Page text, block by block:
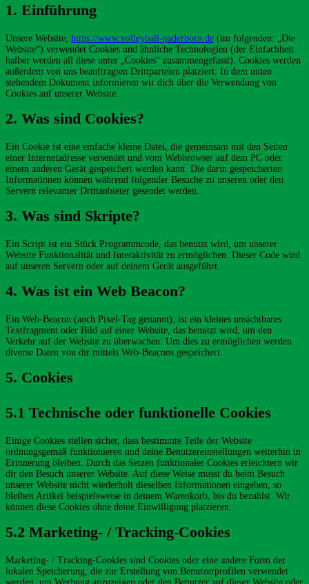
1. Einführung
Unsere Website, https://www.volleyball-paderborn.de (im folgenden: „Die
Website“) verwendet Cookies und ähnliche Technologien (der Einfachheit
halber werden all diese unter „Cookies“ zusammengefasst). Cookies werden
außerdem von uns beauftragten Drittparteien platziert. In dem unten
stehendem Dokument informieren wir dich über die Verwendung von
Cookies auf unserer Website.
2. Was sind Cookies?
Ein Cookie ist eine einfache kleine Datei, die gemeinsam mit den Seiten
einer Internetadresse versendet und vom Webbrowser auf dem PC oder
einem anderen Gerät gespeichert werden kann. Die darin gespeicherten
Informationen können während folgender Besuche zu unseren oder den
Servern relevanter Drittanbieter gesendet werden.
3. Was sind Skripte?
Ein Script ist ein Stück Programmcode, das benutzt wird, um unserer
Website Funktionalität und Interaktivität zu ermöglichen. Dieser Code wird
auf unseren Servern oder auf deinem Gerät ausgeführt.
4. Was ist ein Web Beacon?
Ein Web-Beacon (auch Pixel-Tag genannt), ist ein kleines unsichtbares
Textfragment oder Bild auf einer Website, das benutzt wird, um den
Verkehr auf der Website zu überwachen. Um dies zu ermöglichen werden
diverse Daten von dir mittels Web-Beacons gespeichert.
5. Cookies
5.1 Technische oder funktionelle Cookies
Einige Cookies stellen sicher, dass bestimmte Teile der Website
ordnungsgemäß funktionieren und deine Benutzereinstellungen weiterhin in
Erinnerung bleiben. Durch das Setzen funktionaler Cookies erleichtern wir
dir den Besuch unserer Website. Auf diese Weise musst du beim Besuch
unserer Website nicht wiederholt dieselben Informationen eingeben, so
bleiben Artikel beispielsweise in deinem Warenkorb, bis du bezahlst. Wir
können diese Cookies ohne deine Einwilligung platzieren.
5.2 Marketing- / Tracking-Cookies
Marketing- / Tracking-Cookies sind Cookies oder eine andere Form der
lokalen Speicherung, die zur Erstellung von Benutzerprofilen verwendet